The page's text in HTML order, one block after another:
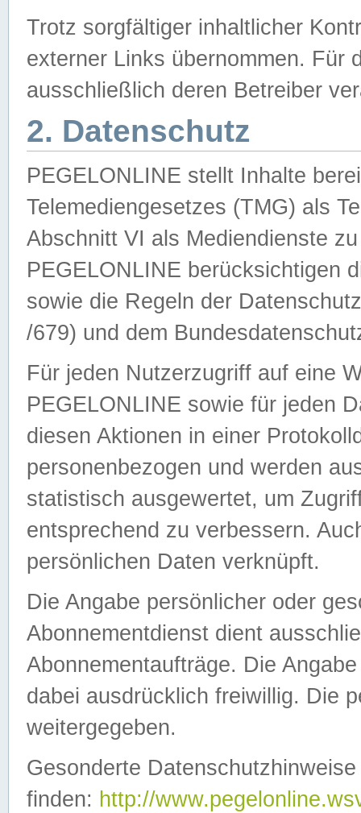
Trotz sorgfältiger inhaltlicher
externer Links übernommen. Für
ausschließlich deren Betreiber
2. Datenschutz
PEGELONLINE stellt Inhalte
Telemediengesetzes (TMG) als
Abschnitt VI als Mediendienste
PEGELONLINE berücksichtigen
sowie die Regeln der
/679) und dem
Für jeden Nutzerzugriff auf eine
PEGELONLINE sowie für jeden
diesen Aktionen in einer
personenbezogen und werden
statistisch ausgewertet, um
entsprechend zu verbessern.
persönlichen Daten verknüpft.
Die Angabe persönlicher oder
Abonnementdienst dient
Abonnementaufträge. Die
dabei ausdrücklich freiwillig. Die
weitergegeben.
Gesonderte
finden: http://